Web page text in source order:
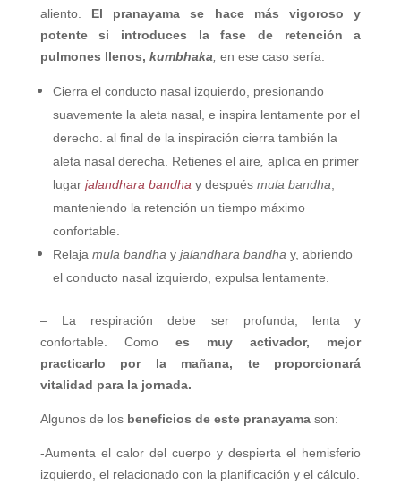
aliento. El pranayama se hace más vigoroso y
potente si introduces la fase de retención a
pulmones llenos, kumbhaka en ese caso sería:
Cierra el conducto nasal izquierdo, presionando
suavemente la aleta nasal, e inspira lentamente por el
derecho. al final de la inspiración cierra también la
aleta nasal derecha. Retienes el aire aplica en primer
lugar jalandhara bandha y después mula bandha
manteniendo la retención un tiempo máximo
confortable.
Relaja mula bandha y jalandhara bandha y, abriendo
el conducto nasal izquierdo, expulsa lentamente.
– La respiración debe ser profunda, lenta y
confortable. Como es muy activador, mejor
practicarlo por la mañana, te proporcionará
vitalidad para la jornada.
Algunos de los beneficios de este pranayama son:
-Aumenta el calor del cuerpo y despierta el hemisferio
izquierdo, el relacionado con la planificación y el cálculo.